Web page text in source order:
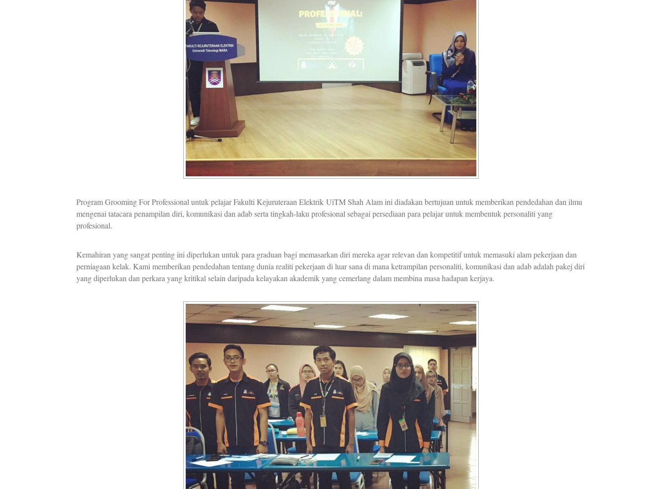
Program Grooming For Professional untuk pelajar Fakulti Kejuruteraan Elektrik UiTM Shah Alam ini diadakan bertujuan untuk memberikan pendedahan dan ilmu
mengenai tatacara penampilan diri, komunikasi dan adab serta tingkah-laku profesional sebagai persediaan para pelajar untuk membentuk personaliti yang
profesional.
Kemahiran yang sangat penting ini diperlukan untuk para graduan bagi memasarkan diri mereka agar relevan dan kompetitif untuk memasuki alam pekerjaan dan
perniagaan kelak. Kami memberikan pendedahan tentang dunia realiti pekerjaan di luar sana di mana ketrampilan personaliti, komunikasi dan adab adalah pakej diri
yang diperlukan dan perkara yang kritikal selain daripada kelayakan akademik yang cemerlang dalam membina masa hadapan kerjaya.